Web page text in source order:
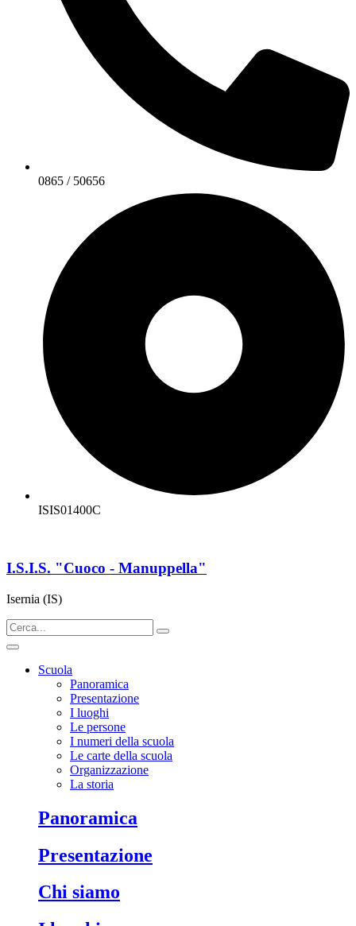
0865 / 50656
ISIS01400C
I.S.I.S. "Cuoco - Manuppella"
Isernia (IS)
Scuola
Panoramica
Presentazione
I luoghi
Le persone
I numeri della scuola
Le carte della scuola
Organizzazione
La storia
panoramica
presentazione
chi siamo